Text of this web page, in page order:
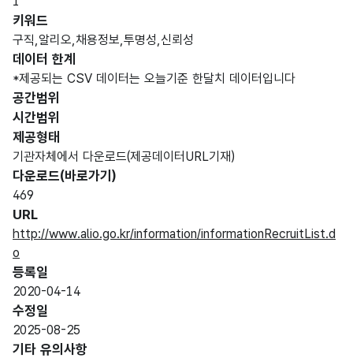
키워드
구직,알리오,채용정보,투명성,신뢰성
데이터 한계
*제공되는 CSV 데이터는 오늘기준 한달치 데이터입니다
공간범위
시간범위
제공형태
기관자체에서 다운로드(제공데이터URL기재)
다운로드(바로가기)
469
URL
http://www.alio.go.kr/information/informationRecruitList.d
o
등록일
2020-04-14
수정일
2025-08-25
기타 유의사항